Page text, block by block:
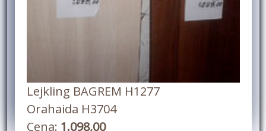
Lejkling BAGREM H1277
Orahaida H3704
Cena: 1.098,00